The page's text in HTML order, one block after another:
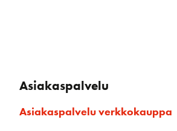
Asiakaspalvelu
Asiakaspalvelu verkkokauppa